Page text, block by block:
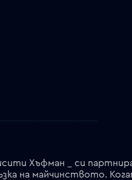
Хъфман _ си
на майчинството.